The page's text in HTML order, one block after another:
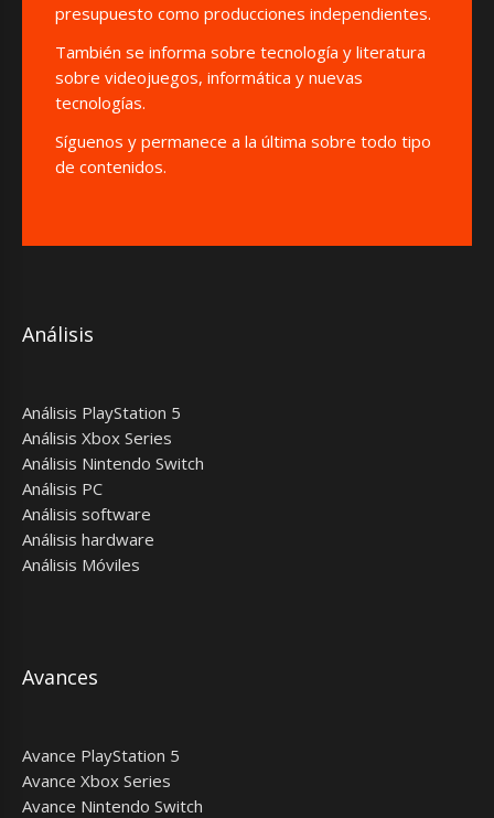
presupuesto como producciones independientes.
También se informa sobre tecnología y literatura
sobre videojuegos, informática y nuevas
tecnologías.
Síguenos y permanece a la última sobre todo tipo
de contenidos.
Análisis
Análisis PlayStation 5
Análisis Xbox Series
Análisis Nintendo Switch
Análisis PC
Análisis software
Análisis hardware
Análisis Móviles
Avances
Avance PlayStation 5
Avance Xbox Series
Avance Nintendo Switch